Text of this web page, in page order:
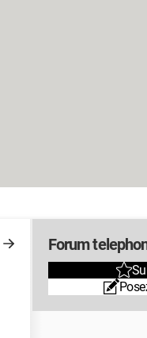
Forum